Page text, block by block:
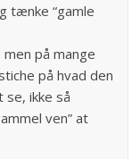
tænke “gamle
på mange
på hvad den
ikke så
ven” at